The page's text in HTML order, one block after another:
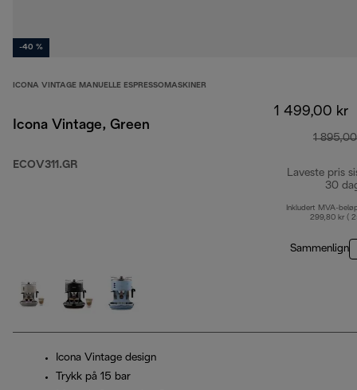
-40 %
ICONA VINTAGE MANUELLE ESPRESSOMASKINER
Icona Vintage, Green
ECOV311.GR
1 499,00 kr
1
Laveste pris
30
Inkludert MVA-
299,80 kr (
Sammenlign
Icona Vintage design
Trykk på 15 bar